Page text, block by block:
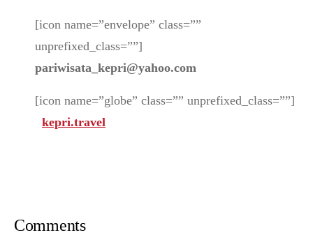
[icon name=”envelope” class=””
unprefixed_class=””]
pariwisata_kepri@yahoo.com
[icon name=”globe” class=”” unprefixed_class=””]
kepri.travel
Comments